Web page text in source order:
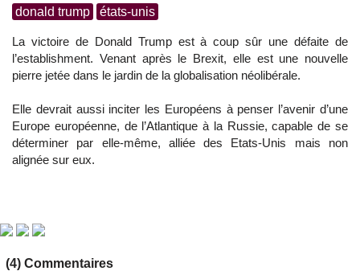
donald trump états-unis
La victoire de Donald Trump est à coup sûr une défaite de
l’establishment. Venant après le Brexit, elle est une nouvelle
pierre jetée dans le jardin de la globalisation néolibérale.
Elle devrait aussi inciter les Européens à penser l’avenir d’une
Europe européenne, de l’Atlantique à la Russie, capable de se
déterminer par elle-même, alliée des Etats-Unis mais non
alignée sur eux.
(4) Commentaires